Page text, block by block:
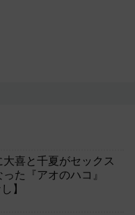
大喜と千夏がセックス
た『アオのハコ』
】